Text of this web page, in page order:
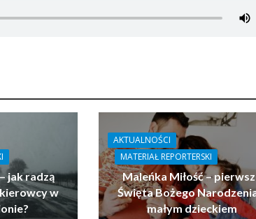
jak radzą
w
AKTUALNOŚCI
MATERIAŁ REPORTERSKI
Maleńka Miłość –
Święta Bożego
małym dzieckiem